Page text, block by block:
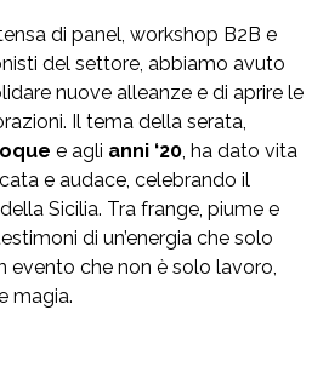
di panel, workshop B2B e
del settore, abbiamo avuto
nuove alleanze e di aprire le
Il tema della serata,
e agli anni ‘20, ha dato vita
e audace, celebrando il
Sicilia. Tra frange, piume e
di un’energia che solo
evento che non è solo lavoro,
magia.